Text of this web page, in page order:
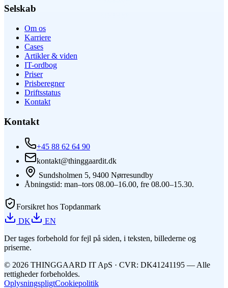
Selskab
Om os
Karriere
Cases
Artikler & viden
IT-ordbog
Priser
Prisberegner
Driftsstatus
Kontakt
Kontakt
+45 88 62 64 90
kontakt@thinggaardit.dk
Sundsholmen 5, 9400 Nørresundby
Åbningstid: man–tors 08.00–16.00, fre 08.00–15.30.
Forsikret hos Topdanmark
DK
EN
Der tages forbehold for fejl på siden, i teksten, billederne og
priserne.
© 2026 THINGGAARD IT ApS · CVR: DK41241195 — Alle
rettigheder forbeholdes.
OplysningspligtCookiepolitik